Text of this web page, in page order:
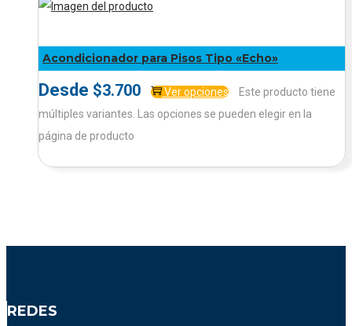
Acondicionador para Pisos Tipo «Echo»
Desde $3.700 Ver opciones
Este producto tiene
múltiples variantes. Las opciones se pueden elegir en la
página de producto
REDES